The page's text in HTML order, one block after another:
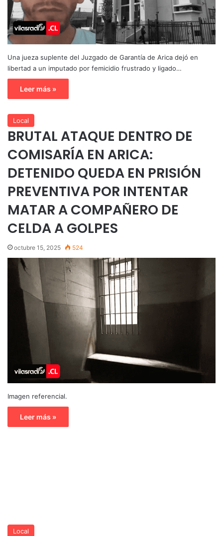
Una jueza suplente del Juzgado de Garantía de Arica dejó en
libertad a un imputado por femicidio frustrado y ligado…
Leer más »
Local
BRUTAL ATAQUE DENTRO DE
COMISARÍA EN ARICA:
DETENIDO QUEDA EN PRISIÓN
PREVENTIVA POR INTENTAR
MATAR A COMPAÑERO DE
CELDA A GOLPES
octubre 15, 2025 524
Imagen referencial.
Leer más »
Local